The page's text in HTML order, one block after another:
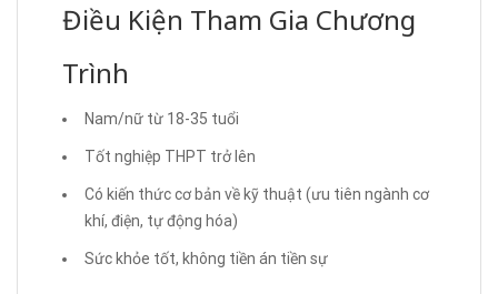
Điều Kiện Tham Gia Chương
Trình
Nam/nữ từ 18-35 tuổi
Tốt nghiệp THPT trở lên
Có kiến thức cơ bản về kỹ thuật (ưu tiên ngành cơ
khí, điện, tự động hóa)
Sức khỏe tốt, không tiền án tiền sự